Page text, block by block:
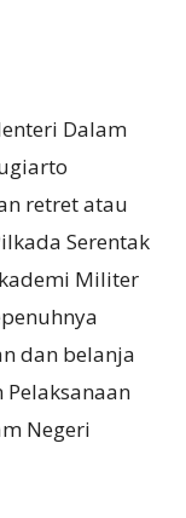
Dalam
retret atau
Serentak
Militer
dan belanja
Pelaksanaan
Negeri